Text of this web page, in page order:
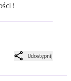
!
Udostępnij